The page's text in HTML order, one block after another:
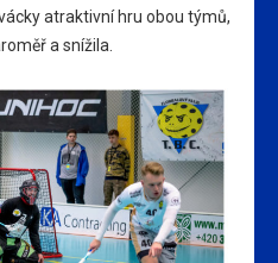
atraktivní hru obou týmů,
a snížila.